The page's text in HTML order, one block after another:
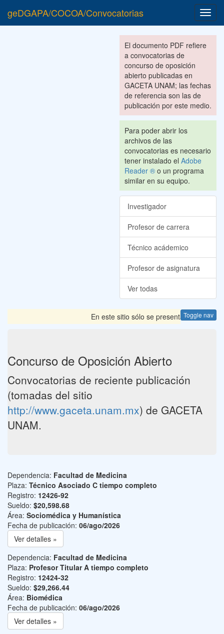
geDGAPA/COCOA/Convocatorias
El documento PDF refiere
a convocatorias de
concurso de oposición
abierto publicadas en
GACETA UNAM; las fechas
de referencia son las de
publicación por este medio.
Para poder abrir los
archivos de las
convocatorias es necesario
tener instalado el Adobe
Reader ® o un programa
similar en su equipo.
Investigador
Profesor de carrera
Técnico acádemico
Profesor de asignatura
Ver todas
Toggle nav
En este sitio sólo se presentan las
Concurso de Oposición Abierto
Convocatorias de reciente publicación
(tomadas del sitio
http://www.gaceta.unam.mx) de GACETA
UNAM.
Dependencia: Facultad de Medicina
Plaza: Técnico Asociado C tiempo completo
Registro: 12426-92
Sueldo: $20,598.68
Área: Sociomédica y Humanística
Fecha de publicación: 06/ago/2026
Ver detalles »
Dependencia: Facultad de Medicina
Plaza: Profesor Titular A tiempo completo
Registro: 12424-32
Sueldo: $29,266.44
Área: Biomédica
Fecha de publicación: 06/ago/2026
Ver detalles »